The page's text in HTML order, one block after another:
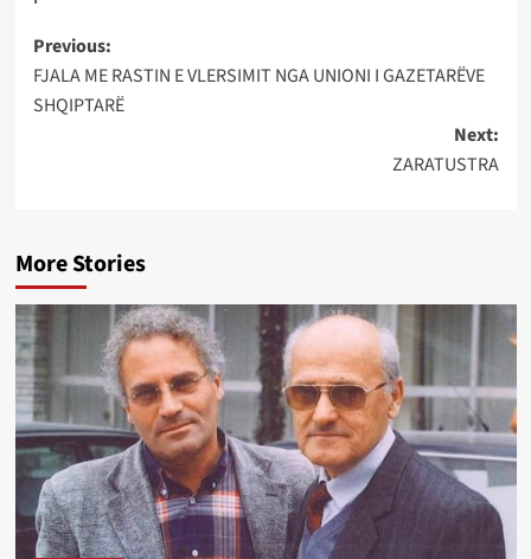
Post
navigation
Previous:
FJALA ME RASTIN E VLERSIMIT NGA UNIONI I GAZETARËVE
SHQIPTARË
Next:
ZARATUSTRA
More Stories